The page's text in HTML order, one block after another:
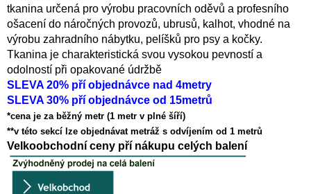
tkanina určená pro výrobu pracovních oděvů a profesního
ošacení do náročných provozů, ubrusů, kalhot, vhodné na
výrobu zahradního nábytku, pelíšků pro psy a kočky.
Tkanina je charakteristická svou vysokou pevností a
odolností při opakované údržbě
SLEVA 20% pří objednávce nad 4metry
SLEVA 30% pří objednávce od 15metrů
*cena je za běžný metr (1 metr v plné šíří)
**v této sekcí lze objednávat metráž s odvíjením od 1 metrů
Velkoobchodní ceny pří nákupu celých balení